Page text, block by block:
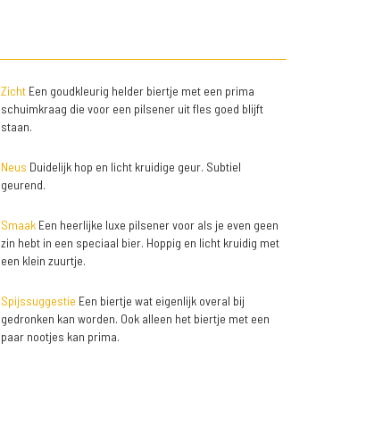
ZichtEen goudkleurig helder biertje met een prima
schuimkraag die voor een pilsener uit fles goed blijft
staan.
Neus Duidelijk hop en licht kruidige geur. Subtiel
geurend.
SmaakEen heerlijke luxe pilsener voor als je even geen
zin hebt in een speciaal bier. Hoppig en licht kruidig met
een klein zuurtje.
Spijssuggestie Een biertje wat eigenlijk overal bij
gedronken kan worden. Ook alleen het biertje met een
paar nootjes kan prima.